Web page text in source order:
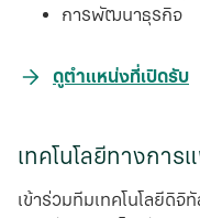
การพัฒนาธุรกิจ
ดูตำแหน่งที่เปิดรับ
เทคโนโลยีทางการ
เข้าร่วมทีมเทคโนโลยีดิ